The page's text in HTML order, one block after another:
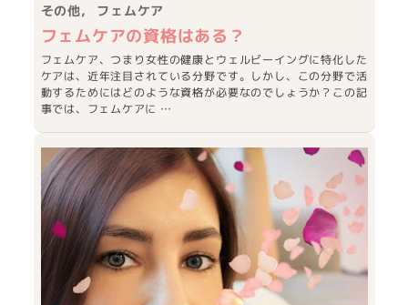
その他
フェムケア
フェムケアの資格はある？
フェムケア、つまり女性の健康とウェルビーイングに特化した
ケアは、近年注目されている分野です。しかし、この分野で活
動するためにはどのような資格が必要なのでしょうか？この記
事では、フェムケアに …